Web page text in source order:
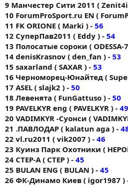
9 Манчестер Сити 2011 (
10 ForumProSport.ru EN (
11 FK ORIONE ( Markі ) - 56
12 СуперПав2011 ( Eddy ) - 54
13 Полосатые сороки ( ODESSA-
14 denisKrasnov ( den_fan ) - 53
15 saxarland ( SAXAR ) - 53
16 Черноморец-Юнайтед (
17 ASEL ( slajk2 ) - 50
18 Левенята ( FunGattuso ) - 50
19 PAVELKYR eng ( PAVELKYR ) - 49
20 VADIMKYR -Суонси (
21 .ПАВЛОДАР ( kalatun aga ) -
22 vl.ru2011 ( vik2007 ) - 46
23 Куинз Парк Охотники (
24 CTEP-A ( CTEP ) - 45
25 BULAN ENG ( BULAN ) - 45
26 ФК-Динамо Киев ( igor1987 )